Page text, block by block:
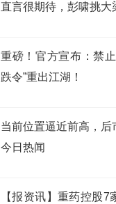
直言很期待，彭啸挑大
重磅！官方宣布：禁
跌令”重出江湖！
当前位置逼近前高，
今日热闻
【报资讯】重药控股7